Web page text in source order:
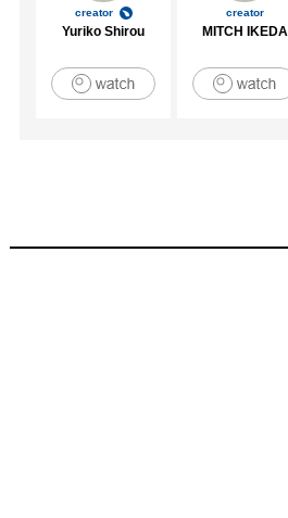
creator
Yuriko Shirou
creator
MITCH IKEDA